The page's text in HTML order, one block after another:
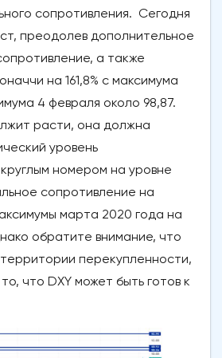
сопротивления. Сегодня
преодолев дополнительное
а также
на 161,8% с максимума
4 февраля около 98,87.
расти, она должна
уровень
номером на уровне
сопротивление на
марта 2020 года на
обратите внимание, что
перекупленности,
что DXY может быть готов к